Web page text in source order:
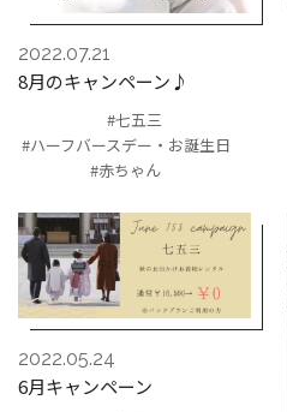
2022.07.21
8月のキャンペーン♪
#七五三
#ハーフバースデー・お誕生日
#赤ちゃん
2022.05.24
6月キャンペーン